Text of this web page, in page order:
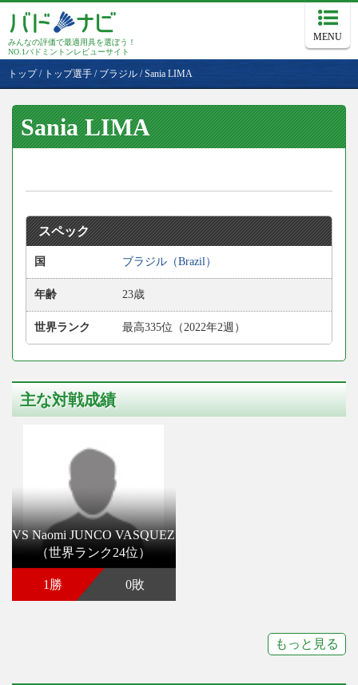
みんなの評価で最適用具を選ぼう！
NO.1バドミントンレビューサイト
MENU
トップ/ トップ選手 / ブラジル /Sania LIMA
Sania LIMA
スペック
国 ブラジル（Brazil）
年齢 23歳
世界ランク 最高335位（2022年2週）
主な対戦成績
VS Naomi JUNCO VASQUEZ
（世界ランク24位）
1勝 0敗
もっと見る